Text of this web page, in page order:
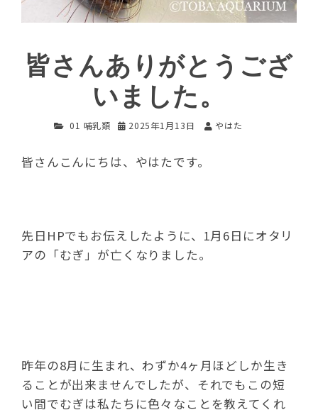
皆さんありがとうござ
いました。
01 哺乳類 2025年1月13日 やはた
皆さんこんにちは、やはたです。
先日HPでもお伝えしたように、1月6日にオタリ
アの「むぎ」が亡くなりました。
昨年の8月に生まれ、わずか4ヶ月ほどしか生き
ることが出来ませんでしたが、それでもこの短
い間でむぎは私たちに色々なことを教えてくれ